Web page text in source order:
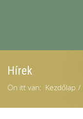
Hírek
Ön itt van: Kezdőlap